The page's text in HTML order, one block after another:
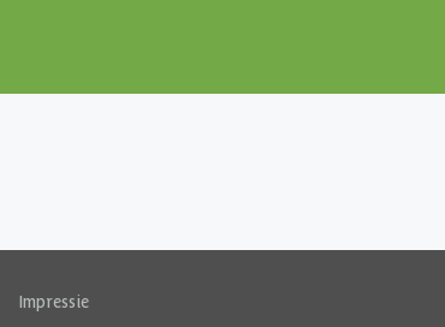
Impressie